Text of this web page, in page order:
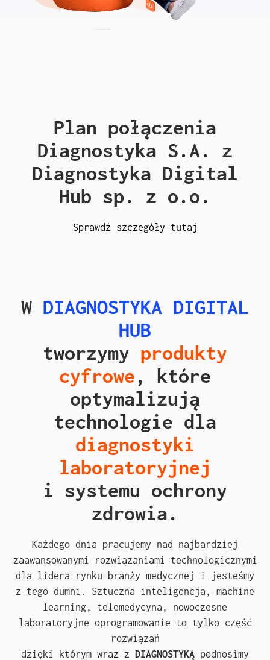
Plan połączenia
Diagnostyka S.A. z
Diagnostyka Digital
Hub sp. z o.o.
Sprawdź szczegóły tutaj
W DIAGNOSTYKA DIGITAL
HUB
tworzymy produkty
cyfrowe, które
optymalizują
technologie dla
diagnostyki
laboratoryjnej
i systemu ochrony
zdrowia.
Każdego dnia pracujemy nad najbardziej
zaawansowanymi rozwiązaniami technologicznymi
dla lidera rynku branży medycznej i jesteśmy
z tego dumni. Sztuczna inteligencja, machine
learning, telemedycyna, nowoczesne
laboratoryjne oprogramowanie to tylko część
rozwiązań
dzięki którym wraz z DIAGNOSTYKĄ podnosimy